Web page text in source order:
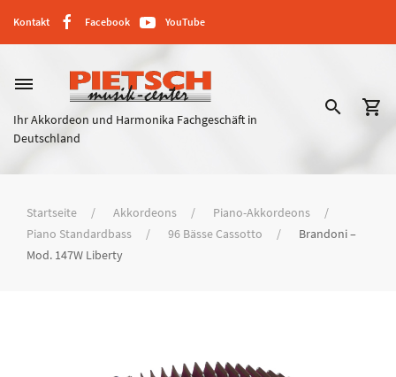
Kontakt Facebook YouTube
dehaze
Ihr Akkordeon und Harmonika Fachgeschäft in
Deutschland
search shopping_cart
Startseite Akkordeons
Piano-Akkordeons
Piano Standardbass
96 Bässe Cassotto
Brandoni –
Mod. 147W Liberty